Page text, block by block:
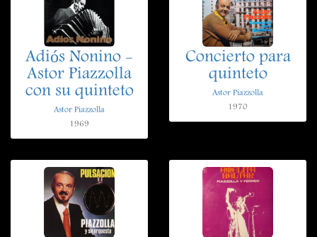
Adiós Nonino -
Astor Piazzolla
con su quinteto
Astor Piazzolla
1969
Concierto para
quinteto
Astor Piazzolla
1970